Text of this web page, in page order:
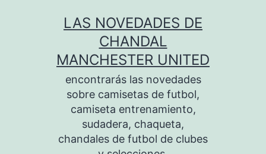
LAS NOVEDADES DE
CHANDAL
MANCHESTER UNITED
encontrarás las novedades
sobre camisetas de futbol,
camiseta entrenamiento,
sudadera, chaqueta,
chandales de futbol de clubes